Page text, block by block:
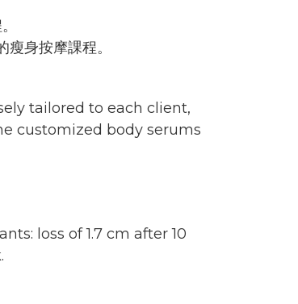
身按摩課程。
tailored to each client,
customized body serums
loss of 1.7 cm after 10